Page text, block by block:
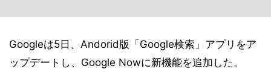
Googleは5日、Andorid版「Google検索」アプリをア
ップデートし、Google Nowに新機能を追加した。